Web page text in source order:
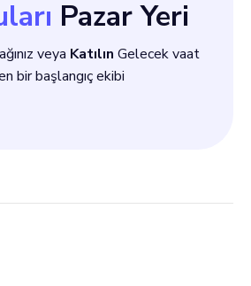
Pazar Yeri
veya Katılın Gelecek vaat
bir başlangıç ekibi